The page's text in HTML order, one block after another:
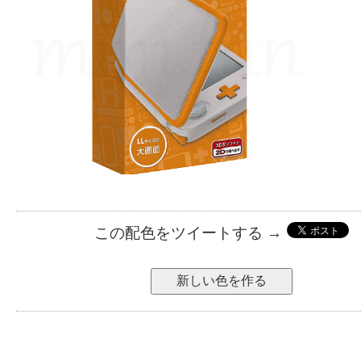
この配色をツイートする →